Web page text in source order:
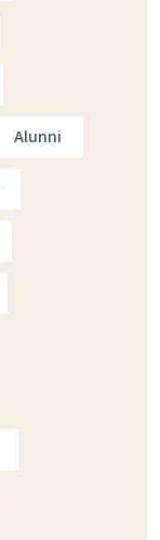
Alunni